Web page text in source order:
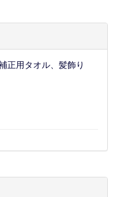
正用タオル、髪飾り